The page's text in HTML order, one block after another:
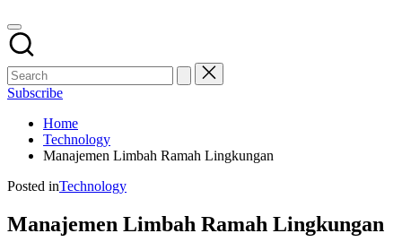
Subscribe
Home
Technology
Manajemen Limbah Ramah Lingkungan
Posted inTechnology
Manajemen Limbah Ramah Lingkungan